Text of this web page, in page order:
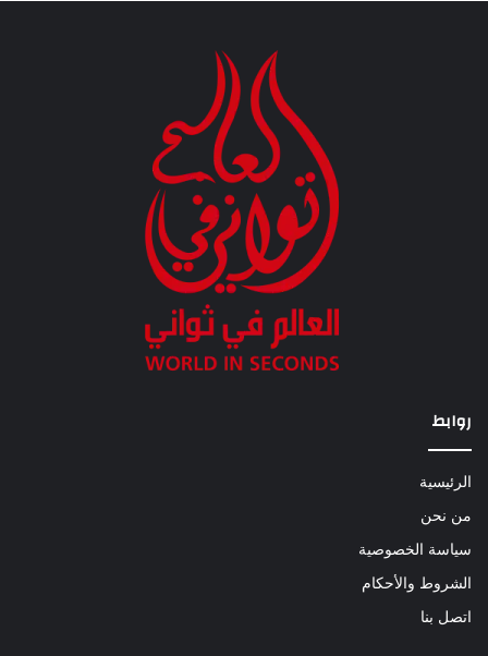
روابط
الرئيسية
من نحن
سياسة الخصوصية
الشروط والأحكام
اتصل بنا